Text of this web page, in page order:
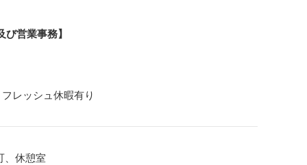
営業事務】
レッシュ休暇有り
、休憩室